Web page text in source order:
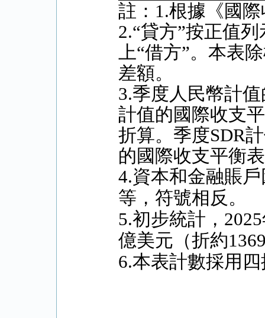
註：1.根據《國
2.“貸方”按正值
上“借方”。本表
差額。
3.季度人民幣計
計值的國際收支
折算。季度SDR
的國際收支平衡
4.資本和金融賬
等，符號相反。
5.初步統計，
億美元（折約
6.本表計數採用